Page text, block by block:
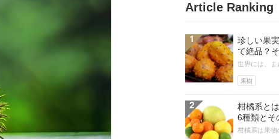
Article Ranking
1
果樹
珍しい果
て絶品？
世界には、ま
チックなに
2
柑橘系と
6種類とそ
柑橘系は果物